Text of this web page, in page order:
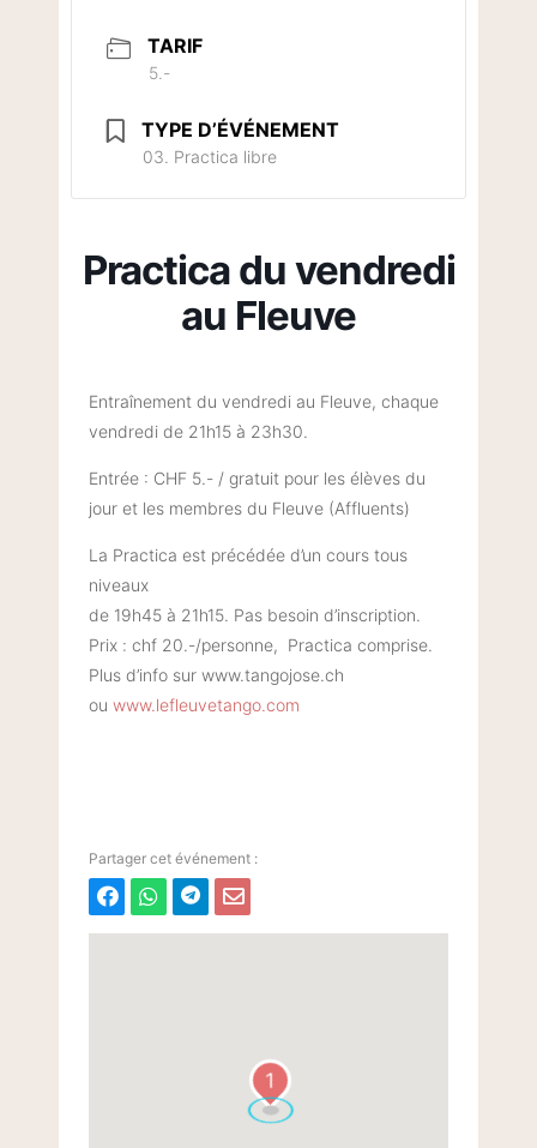
TARIF
5.-
TYPE D’ÉVÉNEMENT
03. Practica libre
Practica du vendredi
au Fleuve
Entraînement du vendredi au Fleuve, chaque
vendredi de 21h15 à 23h30.
Entrée : CHF 5.- / gratuit pour les élèves du
jour et les membres du Fleuve (Affluents)
La Practica est précédée d’un cours tous
niveaux
de 19h45 à 21h15. Pas besoin d’inscription.
Prix : chf 20.-/personne, Practica comprise.
Plus d’info sur www.tangojose.ch
ou www.lefleuvetango.com
1